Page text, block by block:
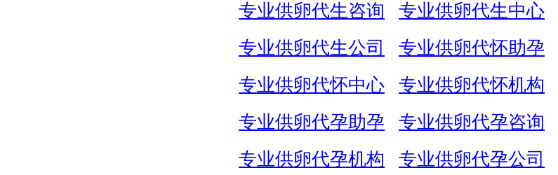
专业供卵代生咨询
专业供卵代生中心
专业供卵代生公司
专业供卵代怀助孕
专业供卵代怀中心
专业供卵代怀机构
专业供卵代孕助孕
专业供卵代孕咨询
专业供卵代孕机构
专业供卵代孕公司